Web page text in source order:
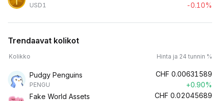
USD1
-0.10%
Trendaavat kolikot
Kolikko Hinta ja 24 tunnin %
Pudgy Penguins
PENGU
CHF 0.00631589
+0.90%
Fake World Assets
CHF 0.02045689